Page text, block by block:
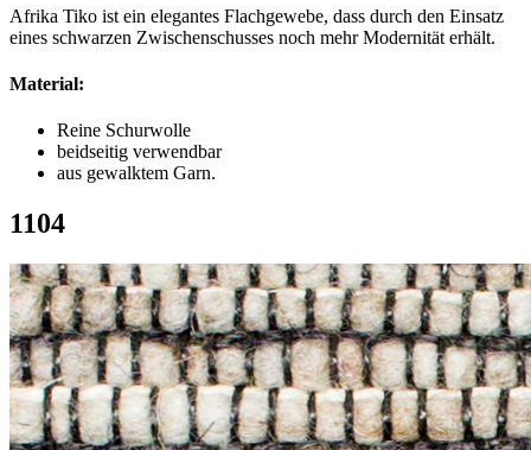
Afrika Tiko ist ein elegantes Flachgewebe, dass durch den Einsatz
eines schwarzen Zwischenschusses noch mehr Modernität erhält.
Material:
Reine Schurwolle
beidseitig verwendbar
aus gewalktem Garn.
1104